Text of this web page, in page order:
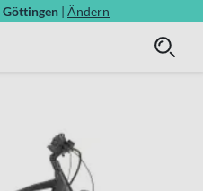
Göttingen | Ändern